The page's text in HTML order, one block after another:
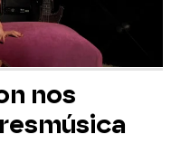
nos